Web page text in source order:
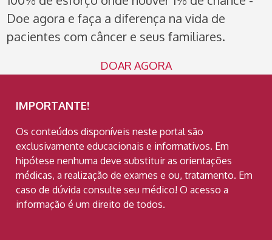
Doe agora e faça a diferença na vida de
pacientes com câncer e seus familiares.
DOAR AGORA
IMPORTANTE!
Os conteúdos disponíveis neste portal são
exclusivamente educacionais e informativos. Em
hipótese nenhuma deve substituir as orientações
médicas, a realização de exames e ou, tratamento. Em
caso de dúvida consulte seu médico! O acesso a
informação é um direito de todos.